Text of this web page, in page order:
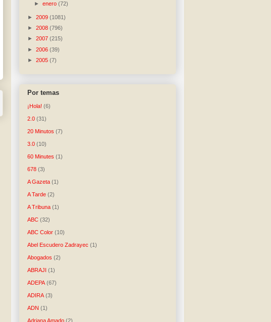
►enero(72)
► 2009 (1081)
► 2008 (796)
► 2007 (215)
► 2006 (39)
► 2005 (7)
Por temas
¡Hola! (6)
2.0 (31)
20 Minutos (7)
3.0 (10)
60 Minutes (1)
678 (3)
A Gazeta (1)
A Tarde (2)
A Tribuna (1)
ABC (32)
ABC Color (10)
Abel Escudero Zadrayec (1)
Abogados (2)
ABRAJI (1)
ADEPA (67)
ADIRA (3)
ADN (1)
Adriana Amado (2)